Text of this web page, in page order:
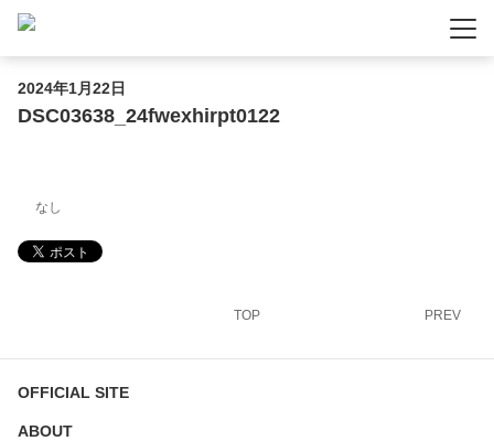
2024年1月22日
DSC03638_24fwexhirpt0122
なし
TOP PREV
OFFICIAL SITE
ABOUT